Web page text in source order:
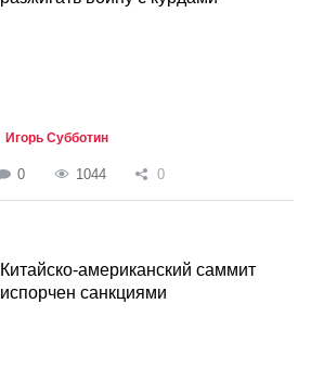
Игорь Субботин
0 1044 0
Китайско-американский саммит
испорчен санкциями